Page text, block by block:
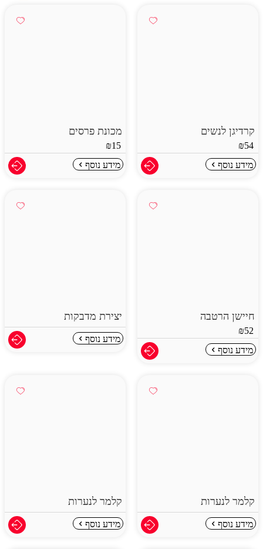
קרדיגן לנשים
₪54
מידע נוסף
מכונת פרסים
₪15
מידע נוסף
חיישן הרטבה
₪52
מידע נוסף
יצירת מדבקות
מידע נוסף
קלמר לנערות
מידע נוסף
קלמר לנערות
מידע נוסף